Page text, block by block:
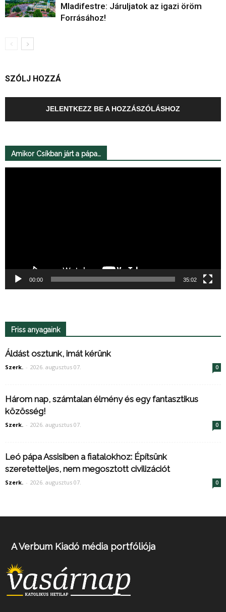
Mladifestre: Járuljatok az igazi öröm
Forrásához!
SZÓLJ HOZZÁ
JELENTKEZZ BE A HOZZÁSZÓLÁSHOZ
Amikor Csíkban járt a pápa…
00:00 35:02
Friss anyagaink
Áldást osztunk, imát kérünk
Szerk. - 2026. augusztus 07. 0
Három nap, számtalan élmény és egy fantasztikus
közösség!
Szerk. - 2026. augusztus 07. 0
Leó pápa Assisiben a fiatalokhoz: Építsünk
szeretetteljes, nem megosztott civilizációt
Szerk. - 2026. augusztus 07. 0
A Verbum Kiadó média portfóliója